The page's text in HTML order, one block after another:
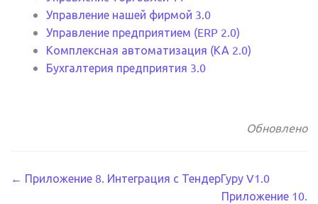
Управление нашей фирмой 3.0
Управление предприятием (ERP 2.0)
Комплексная автоматизация (КА 2.0)
Бухгалтерия предприятия 3.0
Обновлено
Навигация
← Приложение 8. Интеграция с ТендерГуру V1.0
Приложение 10.